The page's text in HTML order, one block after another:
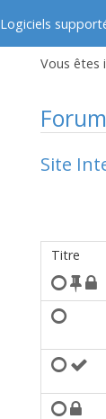
Logiciels
Vous êtes
Site
Titre